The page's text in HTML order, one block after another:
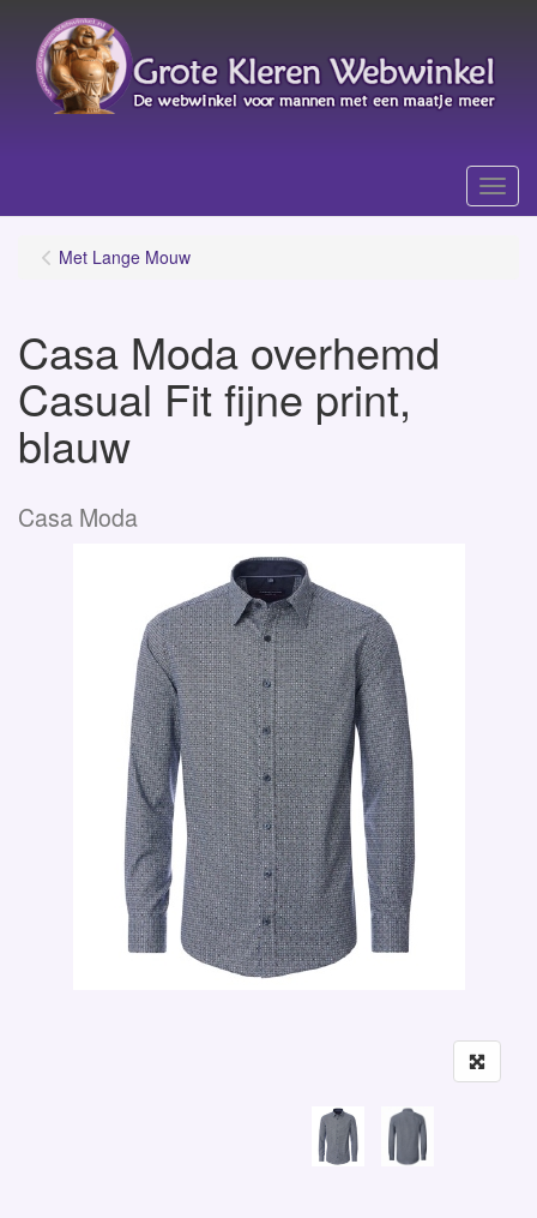
Menu
Met Lange Mouw
Casa Moda overhemd
Casual Fit fijne print,
blauw
Casa Moda